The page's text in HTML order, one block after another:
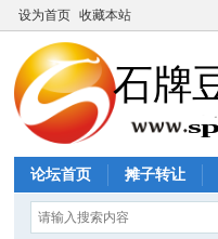
设为首页 收藏本站
论坛首页 摊子转让